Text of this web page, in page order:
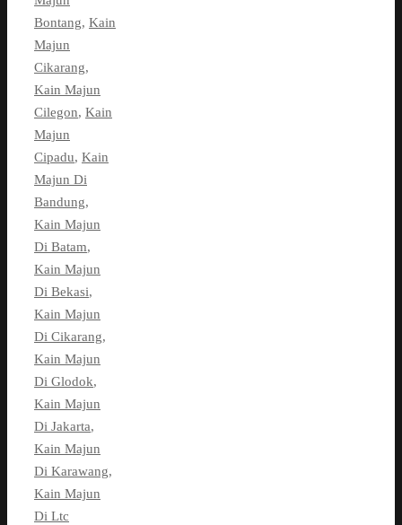
Bontang, Kain
Majun
Cikarang,
Kain Majun
Cilegon, Kain
Majun
Cipadu, Kain
Majun Di
Bandung,
Kain Majun
Di Batam,
Kain Majun
Di Bekasi,
Kain Majun
Di Cikarang,
Kain Majun
Di Glodok,
Kain Majun
Di Jakarta,
Kain Majun
Di Karawang,
Kain Majun
Di Ltc